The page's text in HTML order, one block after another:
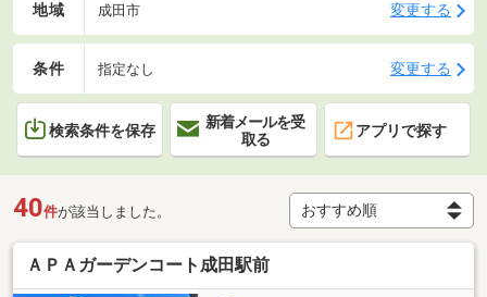
地域 成田市 変更する
条件 指定なし 変更する
検索条件を保存
新着メールを受
取る
アプリで探す
40件が該当しました。
ＡＰＡガーデンコート成田駅前